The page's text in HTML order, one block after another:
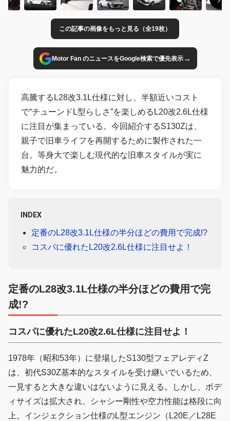
この記事の画像をもっと見る（全19枚）
Motor Fan のニュースをGoogle検索で優先表示→
高騰するL28改3.1L仕様に対し、半額近いコスト
で“チューンドL型らしさ”を楽しめるL20改2.6L仕様
に注目が集まっている。今回紹介するS130Zは、
親子で旧車ライフを再開するために製作された一
台。等身大で楽しむ現代的な旧車スタイルが実に
魅力的だ。
INDEX
定番のL28改3.1L仕様の半分ほどの費用で完成!?
コスパに優れたL20改2.6L仕様に注目せよ！
定番のL28改3.1L仕様の半分ほどの費用で完
成!?
コスパに優れたL20改2.6L仕様に注目せよ！
1978年（昭和53年）に登場したS130型フェアレディZ
は、初代S30Z基本的なスタイルを受け継いでいるため、
一見すると大きな違いはないように見える。しかし、ボデ
ィサイズは拡大され、シャシー剛性や空力性能は格段に向
上。インジェクション仕様のL型エンジン（L20E／L28E